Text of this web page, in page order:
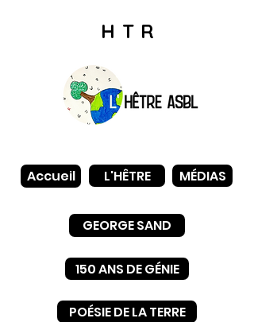
HTR
Accueil L'HÊTRE
POÉSIE DE LA TERRE
MÉDIAS
150 ANS DE GÉNIE
GEORGE SAND